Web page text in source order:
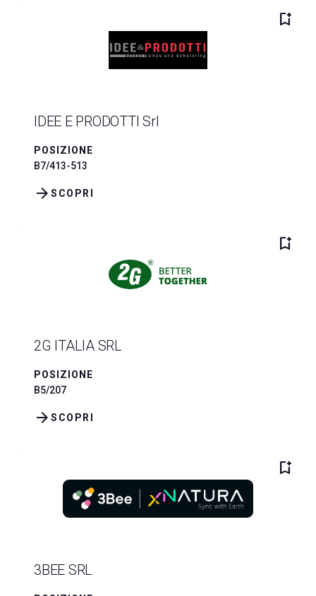
bookmark_add
IDEE E PRODOTTI Srl
POSIZIONE
B7/413-513
SCOPRI
arrow_forward
bookmark_add
2G ITALIA SRL
POSIZIONE
B5/207
SCOPRI
arrow_forward
bookmark_add
3BEE SRL